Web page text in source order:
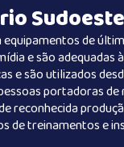
de
e são adequadas
e são utilizados
portadoras de
reconhecida
de treinamentos e